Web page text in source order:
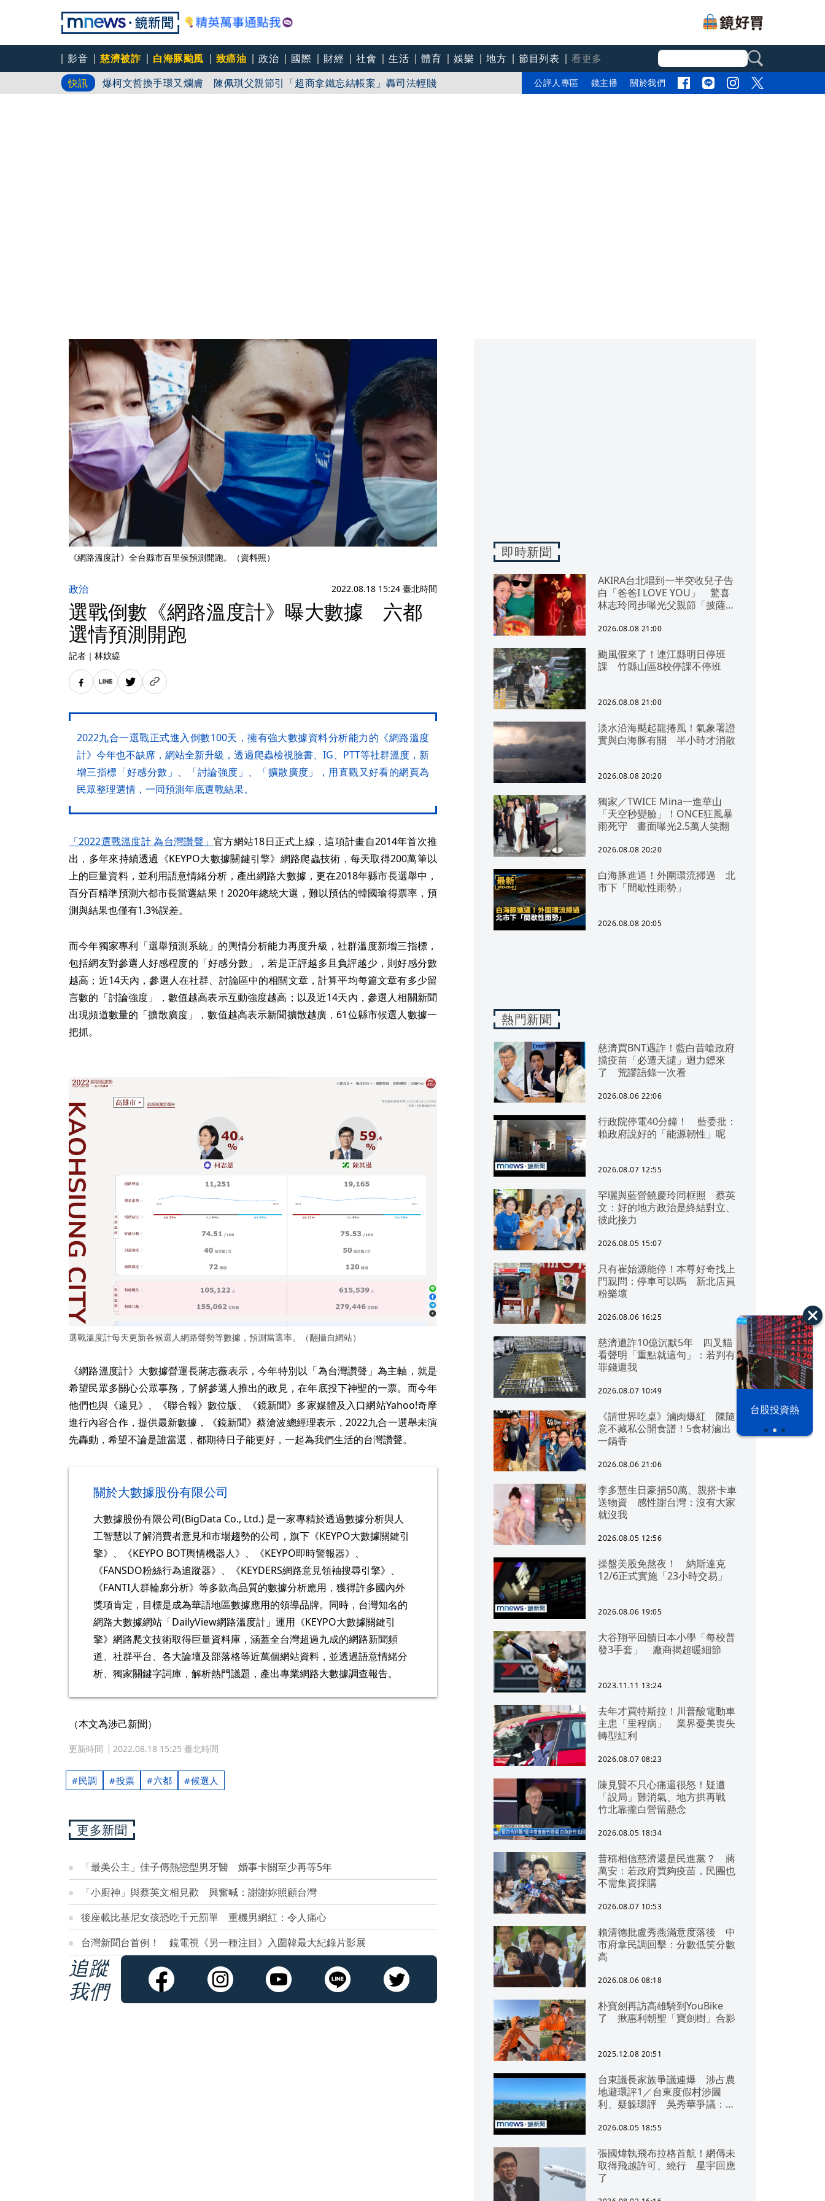
影音 慈濟被詐 白海豚颱風 致癌油 政治 國際 財經 社會 生活 體育 娛樂 地方 節目列表
看更多
快訊
白海豚進逼！外圍環流掃過 北市下「間歇性雨勢」
爆柯文哲換手環又爛膚 陳佩琪父親節引「超商拿鐵忘結帳案」轟司法輕賤
公評人專區 鏡主播 關於我們
漢光42演習 台股投資熱
《網路溫度計》全台縣市百里侯預測開跑。（資料照）
政治 2022.08.18 15:24 臺北時間
選戰倒數《網路溫度計》曝大數據 六都
選情預測開跑
記者 ｜ 林妏緹
2022九合一選戰正式進入倒數100天，擁有強大數據資料分析能力的《網路溫度
計》今年也不缺席，網站全新升級，透過爬蟲檢視臉書、IG、PTT等社群溫度，新
增三指標「好感分數」、「討論強度」、「擴散廣度」，用直觀又好看的網頁為
民眾整理選情，一同預測年底選戰結果。
「2022選戰溫度計 為台灣讚聲」官方網站18日正式上線，這項計畫自2014年首次推
出，多年來持續透過《KEYPO大數據關鍵引擎》網路爬蟲技術，每天取得200萬筆以
上的巨量資料，並利用語意情緒分析，產出網路大數據，更在2018年縣市長選舉中，
百分百精準預測六都市長當選結果！2020年總統大選，難以預估的韓國瑜得票率，預
測與結果也僅有1.3%誤差。
而今年獨家專利「選舉預測系統」的輿情分析能力再度升級，社群溫度新增三指標，
包括網友對參選人好感程度的「好感分數」，若是正評越多且負評越少，則好感分數
越高；近14天內，參選人在社群、討論區中的相關文章，計算平均每篇文章有多少留
言數的「討論強度」，數值越高表示互動強度越高；以及近14天內，參選人相關新聞
出現頻道數量的「擴散廣度」，數值越高表示新聞擴散越廣，61位縣市候選人數據一
把抓。
選戰溫度計每天更新各候選人網路聲勢等數據，預測當選率。（翻攝自網站）
《網路溫度計》大數據營運長蔣志薇表示，今年特別以「為台灣讚聲」為主軸，就是
希望民眾多關心公眾事務，了解參選人推出的政見，在年底投下神聖的一票。而今年
他們也與《遠見》、《聯合報》數位版、《鏡新聞》多家媒體及入口網站Yahoo!奇摩
進行內容合作，提供最新數據，《鏡新聞》蔡滄波總經理表示，2022九合一選舉未演
先轟動，希望不論是誰當選，都期待日子能更好，一起為我們生活的台灣讚聲。
關於大數據股份有限公司
大數據股份有限公司(BigData Co., Ltd.) 是一家專精於透過數據分析與人
工智慧以了解消費者意見和市場趨勢的公司，旗下《KEYPO大數據關鍵引
擎》、《KEYPO BOT輿情機器人》、《KEYPO即時警報器》、
《FANSDO粉絲行為追蹤器》、《KEYDERS網路意見領袖搜尋引擎》、
《FANTI人群輪廓分析》等多款高品質的數據分析應用，獲得許多國內外
獎項肯定，目標是成為華語地區數據應用的領導品牌。同時，台灣知名的
網路大數據網站「DailyView網路溫度計」運用《KEYPO大數據關鍵引
擎》網路爬文技術取得巨量資料庫，涵蓋全台灣超過九成的網路新聞頻
道、社群平台、各大論壇及部落格等近萬個網站資料，並透過語意情緒分
析、獨家關鍵字詞庫，解析熱門議題，產出專業網路大數據調查報告。
（本文為涉己新聞）
更新時間 2022.08.18 15:25 臺北時間
民調 投票 六都 候選人
更多新聞
「最美公主」佳子傳熱戀型男牙醫 婚事卡關至少再等5年
「小廚神」與蔡英文相見歡 興奮喊：謝謝妳照顧台灣
後座載比基尼女孩恐吃千元罰單 重機男網紅：令人痛心
台灣新聞台首例！ 鏡電視《另一種注目》入圍韓最大紀錄片影展
追蹤
我們
即時新聞
AKIRA台北唱到一半突收兒子告
白「爸爸I LOVE YOU」 驚喜
林志玲同步曝光父親節「披薩蛋
2026.08.08 21:00
颱風假來了！連江縣明日停班
課 竹縣山區8校停課不停班
2026.08.08 21:00
淡水沿海颳起龍捲風！氣象署證
實與白海豚有關 半小時才消散
2026.08.08 20:20
獨家／TWICE Mina一進華山
「天空秒變臉」！ONCE狂風暴
雨死守 畫面曝光2.5萬人笑翻
2026.08.08 20:20
白海豚進逼！外圍環流掃過 北
市下「間歇性雨勢」
2026.08.08 20:05
熱門新聞
慈濟買BNT遇詐！藍白昔嗆政府
擋疫苗「必遭天譴」迴力鏢來
了 荒謬語錄一次看
2026.08.06 22:06
行政院停電40分鐘！ 藍委批：
賴政府說好的「能源韌性」呢
2026.08.07 12:55
罕曬與藍營饒慶玲同框照 蔡英
文：好的地方政治是終結對立、
彼此接力
2026.08.05 15:07
只有崔始源能停！本尊好奇找上
門親問：停車可以嗎 新北店員
粉樂壞
2026.08.06 16:25
慈濟遭詐10億沉默5年 四叉貓
看聲明「重點就這句」：若判有
罪錢還我
2026.08.07 10:49
《請世界吃桌》滷肉爆紅 陳隨
意不藏私公開食譜！5食材滷出
一鍋香
2026.08.06 21:06
李多慧生日豪捐50萬、親搭卡車
送物資 感性謝台灣：沒有大家
就沒我
2026.08.05 12:56
操盤美股免熬夜！ 納斯達克
12/6正式實施「23小時交易」
2026.08.06 19:05
大谷翔平回饋日本小學「每校普
發3手套」 廠商揭超暖細節
2023.11.11 13:24
去年才買特斯拉！川普酸電動車
主患「里程病」 業界憂美喪失
轉型紅利
2026.08.07 08:23
陳見賢不只心痛還很怒！疑遭
「設局」難消氣、地方拱再戰
竹北靠攏白營留懸念
2026.08.05 18:34
昔稱相信慈濟還是民進黨？ 蔣
萬安：若政府買夠疫苗，民團也
不需集資採購
2026.08.07 10:53
賴清德批盧秀燕滿意度落後 中
市府拿民調回擊：分數低笑分數
高
2026.08.06 08:18
朴寶劍再訪高雄騎到YouBike
了 揪惠利朝聖「寶劍樹」合影
2025.12.08 20:51
台東議長家族爭議連爆 涉占農
地避環評1／台東度假村涉圖
利、疑躲環評 吳秀華爭議：概
2026.08.05 18:55
張國煒執飛布拉格首航！網傳未
取得飛越許可、繞行 星宇回應
了